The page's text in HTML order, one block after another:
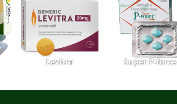
Levitra Super P-force